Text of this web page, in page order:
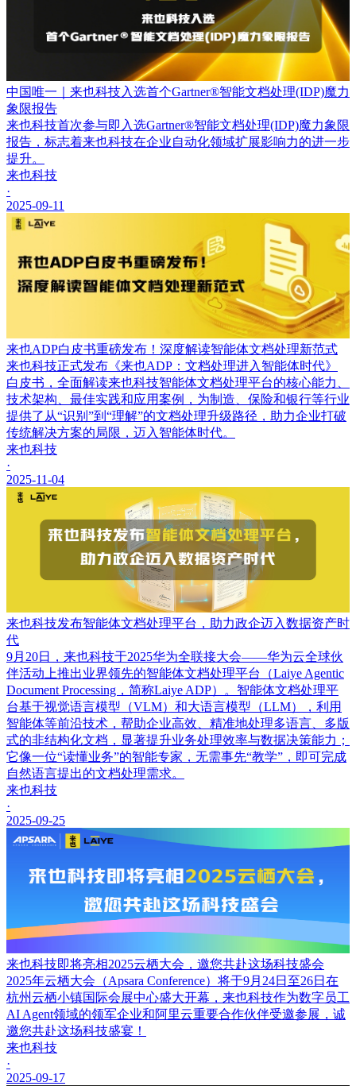
中国唯一｜来也科技入选首个Gartner®智能文档处理(IDP)魔力
象限报告
来也科技首次参与即入选Gartner®智能文档处理(IDP)魔力象限
报告，标志着来也科技在企业自动化领域扩展影响力的进一步
提升。
来也科技
·
2025-09-11
来也ADP白皮书重磅发布！深度解读智能体文档处理新范式
来也科技正式发布《来也ADP：文档处理进入智能体时代》
白皮书，全面解读来也科技智能体文档处理平台的核心能力、
技术架构、最佳实践和应用案例，为制造、保险和银行等行业
提供了从“识别”到“理解”的文档处理升级路径，助力企业打破
传统解决方案的局限，迈入智能体时代。
来也科技
·
2025-11-04
来也科技发布智能体文档处理平台，助力政企迈入数据资产时
代
9月20日，来也科技于2025华为全联接大会——华为云全球伙
伴活动上推出业界领先的智能体文档处理平台（Laiye Agentic
Document Processing，简称Laiye ADP）。智能体文档处理平
台基于视觉语言模型（VLM）和大语言模型（LLM），利用
智能体等前沿技术，帮助企业高效、精准地处理多语言、多版
式的非结构化文档，显著提升业务处理效率与数据决策能力；
它像一位“读懂业务”的智能专家，无需事先“教学”，即可完成
自然语言提出的文档处理需求。
来也科技
·
2025-09-25
来也科技即将亮相2025云栖大会，邀您共赴这场科技盛会
2025年云栖大会（Apsara Conference）将于9月24日至26日在
杭州云栖小镇国际会展中心盛大开幕，来也科技作为数字员工
AI Agent领域的领军企业和阿里云重要合作伙伴受邀参展，诚
邀您共赴这场科技盛宴！
来也科技
·
2025-09-17